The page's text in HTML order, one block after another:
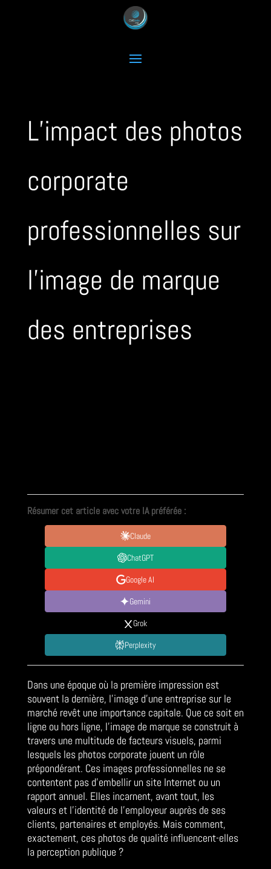
L’impact des photos
corporate
professionnelles sur
l’image de marque
des entreprises
Résumer cet article avec votre IA préférée :
Claude
ChatGPT
Google AI
Gemini
Grok
Perplexity
Dans une époque où la première impression est
souvent la dernière, l’image d’une entreprise sur le
marché revêt une importance capitale. Que ce soit en
ligne ou hors ligne, l’image de marque se construit à
travers une multitude de facteurs visuels, parmi
lesquels les photos corporate jouent un rôle
prépondérant. Ces images professionnelles ne se
contentent pas d’embellir un site Internet ou un
rapport annuel. Elles incarnent, avant tout, les
valeurs et l’identité de l’employeur auprès de ses
clients, partenaires et employés. Mais comment,
exactement, ces photos de qualité influencent-elles
la perception publique ?